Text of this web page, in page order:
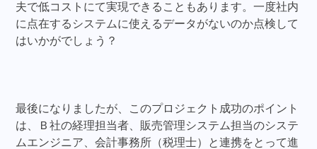
夫で低コストにて実現できることもあります。一度社内
に点在するシステムに使えるデータがないのか点検して
はいかがでしょう？
最後になりましたが、このプロジェクト成功のポイント
は、Ｂ社の経理担当者、販売管理システム担当のシステ
ムエンジニア、会計事務所（税理士）と連携をとって進